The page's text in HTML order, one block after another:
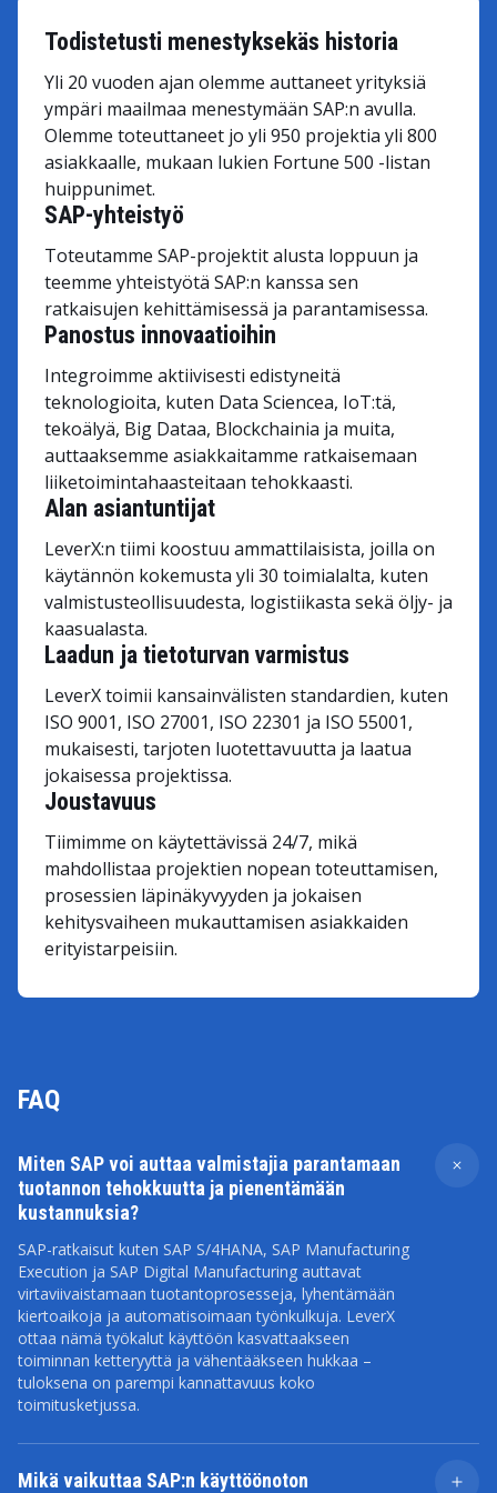
Todistetusti menestyksekäs historia
Yli 20 vuoden ajan olemme auttaneet yrityksiä
ympäri maailmaa menestymään SAP:n avulla.
Olemme toteuttaneet jo yli 950 projektia yli 800
asiakkaalle, mukaan lukien Fortune 500 -listan
huippunimet.
Alan asiantuntijat
LeverX:n tiimi koostuu ammattilaisista, joilla on
käytännön kokemusta yli 30 toimialalta, kuten
valmistusteollisuudesta, logistiikasta sekä öljy- ja
kaasualasta.
SAP-yhteistyö
Toteutamme SAP-projektit alusta loppuun ja
teemme yhteistyötä SAP:n kanssa sen
ratkaisujen kehittämisessä ja parantamisessa.
Laadun ja tietoturvan varmistus
LeverX toimii kansainvälisten standardien, kuten
ISO 9001, ISO 27001, ISO 22301 ja ISO 55001,
mukaisesti, tarjoten luotettavuutta ja laatua
jokaisessa projektissa.
Panostus innovaatioihin
Integroimme aktiivisesti edistyneitä
teknologioita, kuten Data Sciencea, IoT:tä,
tekoälyä, Big Dataa, Blockchainia ja muita,
auttaaksemme asiakkaitamme ratkaisemaan
liiketoimintahaasteitaan tehokkaasti.
Joustavuus
Tiimimme on käytettävissä 24/7, mikä
mahdollistaa projektien nopean toteuttamisen,
prosessien läpinäkyvyyden ja jokaisen
kehitysvaiheen mukauttamisen asiakkaiden
erityistarpeisiin.
FAQ
Miten SAP voi auttaa valmistajia parantamaan
tuotannon tehokkuutta ja pienentämään
kustannuksia?
SAP-ratkaisut kuten SAP S/4HANA, SAP Manufacturing
Execution ja SAP Digital Manufacturing auttavat
virtaviivaistamaan tuotantoprosesseja, lyhentämään
kiertoaikoja ja automatisoimaan työnkulkuja. LeverX
ottaa nämä työkalut käyttöön kasvattaakseen
toiminnan ketteryyttä ja vähentääkseen hukkaa –
tuloksena on parempi kannattavuus koko
toimitusketjussa.
Mikä vaikuttaa SAP:n käyttöönoton